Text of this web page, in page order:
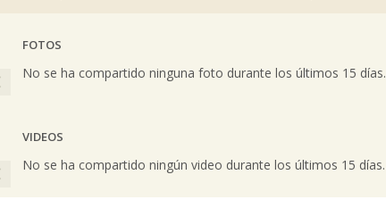
FOTOS
No se ha compartido ninguna foto durante los últimos 15 días.
VIDEOS
No se ha compartido ningún video durante los últimos 15 días.